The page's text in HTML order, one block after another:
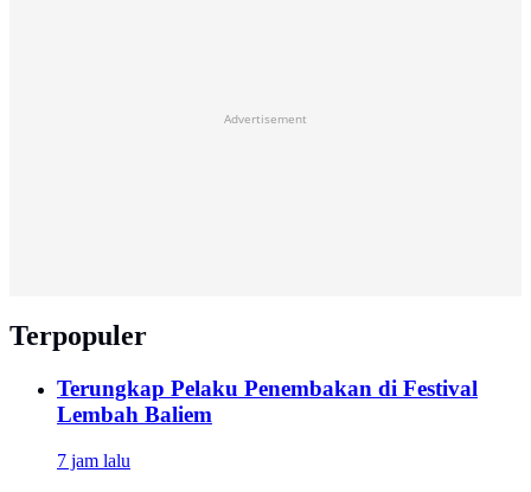
Advertisement
Terpopuler
Terungkap Pelaku Penembakan di Festival
Lembah Baliem
7 jam lalu